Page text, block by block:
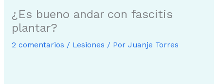
¿Es bueno andar con fascitis
plantar?
2 comentarios / Lesiones / Por Juanje Torres